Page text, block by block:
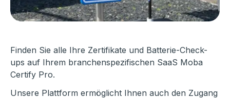
Finden Sie alle Ihre Zertifikate und Batterie-Check-
ups auf Ihrem branchenspezifischen SaaS Moba
Certify Pro.
Unsere Plattform ermöglicht Ihnen auch den Zugang